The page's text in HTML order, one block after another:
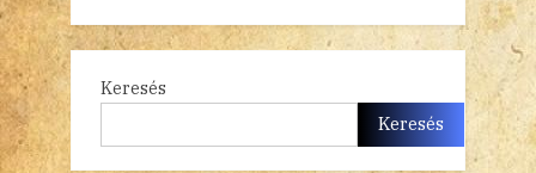
Keresés
Keresés